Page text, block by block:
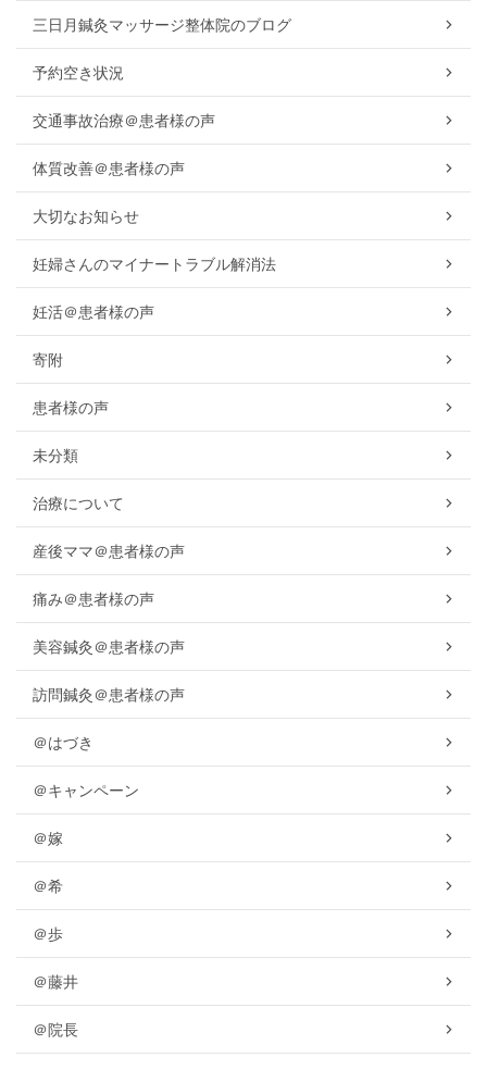
三日月鍼灸マッサージ整体院のブログ
予約空き状況
交通事故治療＠患者様の声
体質改善＠患者様の声
大切なお知らせ
妊婦さんのマイナートラブル解消法
妊活＠患者様の声
寄附
患者様の声
未分類
治療について
産後ママ＠患者様の声
痛み＠患者様の声
美容鍼灸＠患者様の声
訪問鍼灸＠患者様の声
＠はづき
＠キャンペーン
＠嫁
＠希
＠歩
＠藤井
＠院長